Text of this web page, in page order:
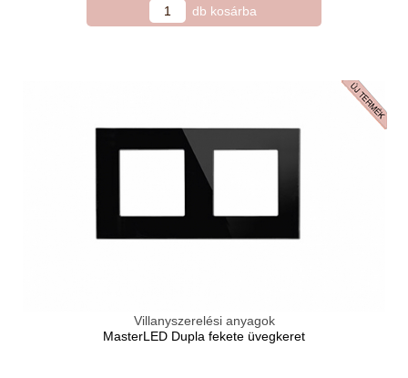
Villanyszerelési anyagok
MasterLED Dupla fekete üvegkeret